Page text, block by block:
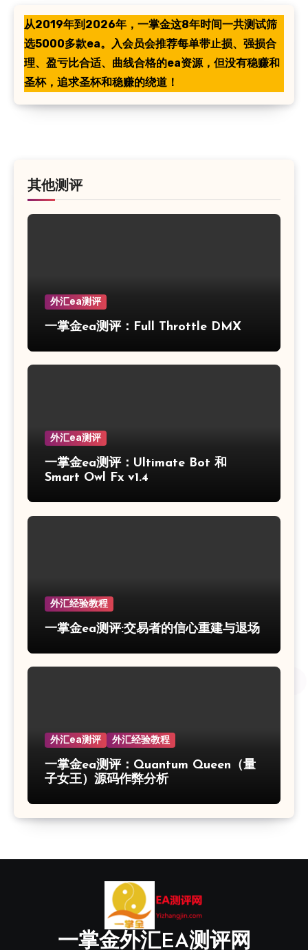
从2019年到2026年，一掌金这8年时间一共测试筛
选5000多款ea。入会员会推荐每单带止损、强损合
理、盈亏比合适、曲线合格的ea资源，但没有稳赚和
圣杯，追求圣杯和稳赚的绕道！
其他测评
外汇ea测评
一掌金ea测评：Full Throttle DMX
外汇ea测评
一掌金ea测评：Ultimate Bot 和
Smart Owl Fx v1.4
外汇经验教程
一掌金ea测评:交易者的信心重建与退场
外汇ea测评 外汇经验教程
一掌金ea测评：Quantum Queen（量
子女王）源码作弊分析
一掌金外汇EA测评网